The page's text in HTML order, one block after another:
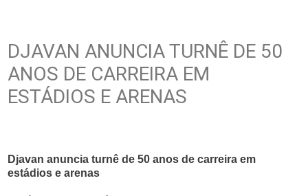
DJAVAN ANUNCIA TURNÊ DE 50
ANOS DE CARREIRA EM
ESTÁDIOS E ARENAS
Djavan anuncia turnê de 50 anos de carreira em
estádios e arenas